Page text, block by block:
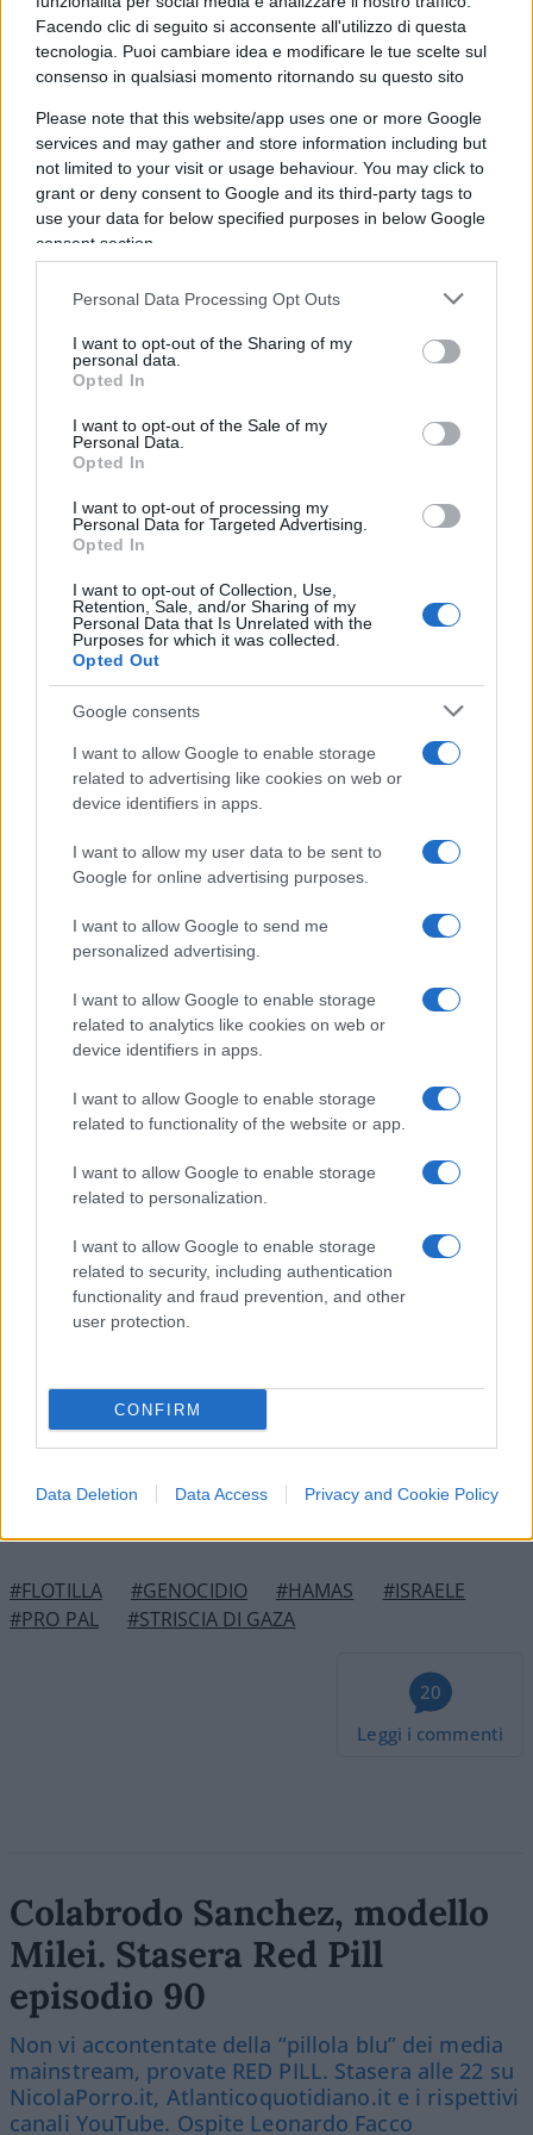
Facendo clic di seguito si acconsente all'utilizzo di questa
tecnologia. Puoi cambiare idea e modificare le tue scelte sul
consenso in qualsiasi momento ritornando su questo sito
Please note that this website/app uses one or more Google
services and may gather and store information including but
not limited to your visit or usage behaviour. You may click to
grant or deny consent to Google and its third-party tags to
use your data for below specified purposes in below Google
consent section.
Personal Data Processing Opt Outs
I want to opt-out of the Sharing of my
personal data.
Opted In
I want to opt-out of the Sale of my
Personal Data.
Opted In
I want to opt-out of processing my
Personal Data for Targeted Advertising.
Opted In
I want to opt-out of Collection, Use,
Retention, Sale, and/or Sharing of my
Personal Data that Is Unrelated with the
Purposes for which it was collected.
Opted Out
Google consents
I want to allow Google to enable storage
related to advertising like cookies on web or
device identifiers in apps.
I want to allow my user data to be sent to
Google for online advertising purposes.
I want to allow Google to send me
personalized advertising.
I want to allow Google to enable storage
related to analytics like cookies on web or
device identifiers in apps.
I want to allow Google to enable storage
related to functionality of the website or app.
I want to allow Google to enable storage
related to personalization.
I want to allow Google to enable storage
related to security, including authentication
functionality and fraud prevention, and other
user protection.
CONFIRM
Data Deletion Data Access Privacy and Cookie Policy
dalComitato olimpico palestinese. È la“Decima
Maratona Internazionale della Palestina”, con
migliaia di partecipanti in perfetta forma fisica
divisi tra una corsa di 10 km e una corsa per
amatori di 5 km lungo la strada costiera vicino a
Nuseirat, e la partecipazione di atleti
professionisti, dilettanti e famiglie. Strano, eh?
Non pare un popolo tanto preda di carestie e
torture.
Questo è lo stesso popolo arabo della Striscia –
inneggiava festanteridente plaudente agli
assassini diHamas
corpi martoriati e stuprati dei civili israeliani
Nessun genocidio
Oggi si parla meno del
dei 70 mila cadaveri evaporati una volta
disintegrati dalle armi di
all’Idf. Specie dopo che il procuratore della Corte
Penale Internazionale, Karim Khan, ha ammesso
crimini di guerra di Israele”.
Nel frattempo a Gaza è ripresa la solita vita, con i
clan beduini che si ammazzano fra di loro per il
controllo dei quartieri, del contrabbando e dello
spaccio di droga, come nella Chicago degli anni
’30, mentre gli abitanti se la cavano senza bisogno
di lavorare grazie aisussidi miliardari
negozi e ristoranti prosperano
con le tonnellate di merci e aiuti che ogni giorno
Forse è per questo che gli equipaggi delle
dei Preservativici tengono tanto a venire a Gaza:
vacanze estive.
Nicolaporro.it è anche su Whatsapp. È
sufficientecliccare quiper iscriversi al canale ed
#FLOTILLA #GENOCIDIO #HAMAS
#ISRAELE
#PRO PAL
#STRISCIA DI GAZA
20
Leggi i commenti
Colabrodo Sanchez, modello
Milei. Stasera Red Pill
episodio 90
Non vi accontentate della “pillola blu” dei media
mainstream, provate RED PILL. Stasera alle 22 su
NicolaPorro.it, Atlanticoquotidiano.it e i rispettivi
canali YouTube. Ospite Leonardo Facco